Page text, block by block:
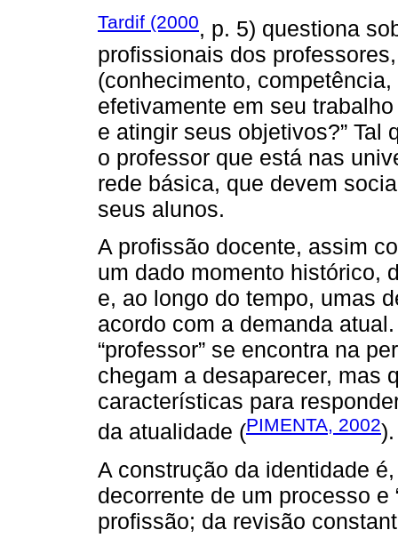
Tardif (2000, p. 5) questiona
profissionais dos
(conhecimento,
efetivamente em seu
e atingir seus objetivos?” Tal
o professor que está nas
rede básica, que devem
seus alunos.
A profissão docente, assim
um dado momento histórico,
e, ao longo do tempo, umas
acordo com a demanda
“professor” se encontra na
chegam a desaparecer, mas
características para
da atualidade (PIMENTA, 2002).
A construção da identidade
decorrente de um processo
profissão; da revisão